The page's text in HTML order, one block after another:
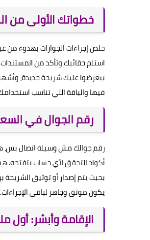
خطواتك الأولى من
خلص إجراءات الجوازات بهدوء من
استلم حقائبك وتأكد من
فيها والباقة اللي تناسب
رقم الجوال في
رقم جوالك مش وسيلة اتصال بس،
أكواد التحقق لأي حساب بتفتحه.
بحيث يتم إصدار أو توثيق
يكون موثق وجاهز لباقي الإجراءات.
الإقامة وأبشر: أول